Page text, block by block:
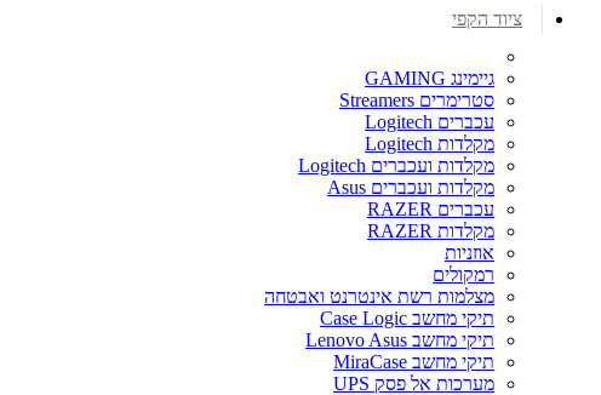
ציוד הקפי
גיימינג GAMING
סטרימרים Streamers
עכברים Logitech
מקלדות Logitech
מקלדות ועכברים Logitech
מקלדות ועכברים Asus
עכברים RAZER
מקלדות RAZER
אוזניות
רמקולים
מצלמות רשת אינטרנט ואבטחה
תיקי מחשב Case Logic
תיקי מחשב Lenovo Asus
תיקי מחשב MiraCase
מערכות אל פסק UPS